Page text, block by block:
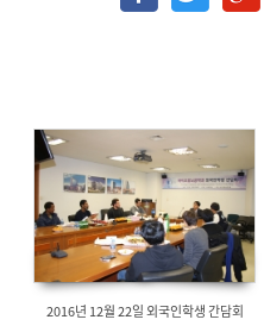
2016년 12월 22일 외국인학생 간담회